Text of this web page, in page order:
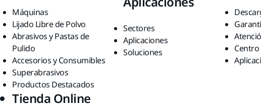
Máquinas
Lijado Libre de Polvo
Abrasivos y Pastas de
Pulido
Accesorios y Consumibles
Superabrasivos
Productos Destacados
Sectores
Aplicaciones
Soluciones
Centro
Tienda Online